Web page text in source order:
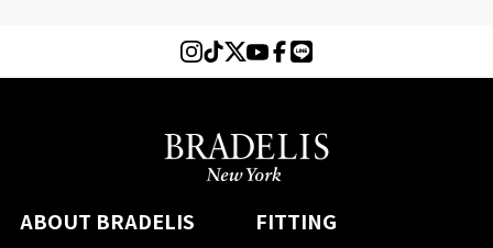
ABOUT BRADELIS FITTING